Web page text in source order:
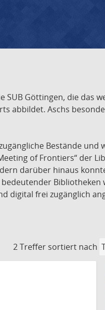
Göttingen, die das
abbildet. Aschs
Bestände und
of Frontiers“ der
darüber hinaus
Bibliotheken
digital frei zugänglich
2 Treffer sortiert nach